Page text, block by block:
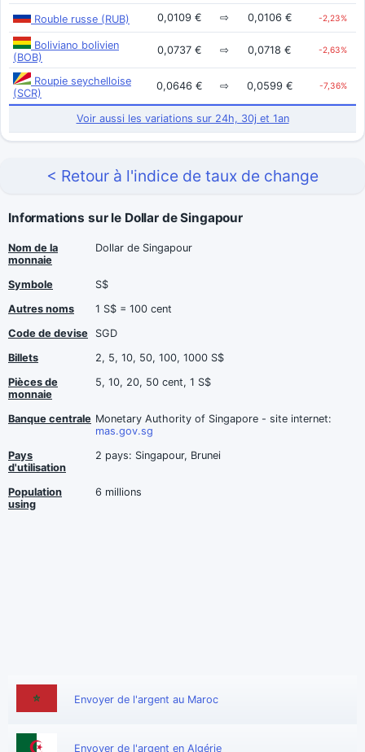
Rouble russe (RUB) 0,0109 € ⇨ 0,0106 € -2,23%
Boliviano bolivien
(BOB)
0,0737 € ⇨ 0,0718 € -2,63%
Roupie seychelloise
(SCR)
0,0646 € ⇨ 0,0599 € -7,36%
Voir aussi les variations sur 24h, 30j et 1an
< Retour à l'indice de taux de change
Informations sur le Dollar de Singapour
Nom de la
monnaie
Dollar de Singapour
Symbole
S$
Autres noms
1 S$ = 100 cent
Code de devise
SGD
Billets
2, 5, 10, 50, 100, 1000 S$
Pièces de
monnaie
5, 10, 20, 50 cent, 1 S$
Banque centrale Monetary Authority of Singapore - site internet:
mas.gov.sg
Pays
d'utilisation
2 pays: Singapour, Brunei
Population
using
6 millions
Envoyer de l'argent au Maroc
Envoyer de l'argent en Algérie